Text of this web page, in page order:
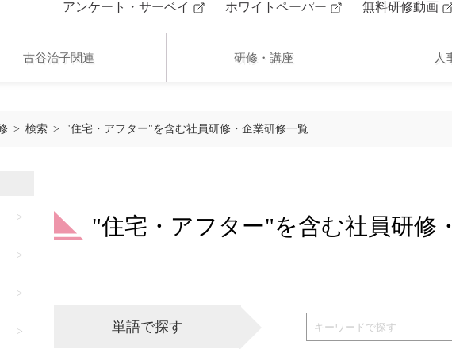
古谷治子関連 研修・講座 人
アンケート・サーベイ ホワイトペーパー 無料研修動画
セス
検索 "住宅・アフター"を含む社員研修・企業研修一覧
"住宅・アフター"を含む社員研修
単語で探す